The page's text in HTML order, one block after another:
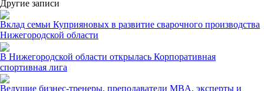
Другие записи
Вклад семьи Куприяновых в развитие сварочного производства
Нижегородской области
В Нижегородской области открылась Корпоративная
спортивная лига
Ведущие бизнес-тренеры, преподаватели MBA, эксперты и